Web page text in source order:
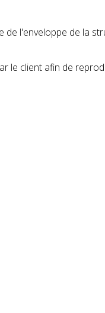
l'enveloppe de la
le client afin de